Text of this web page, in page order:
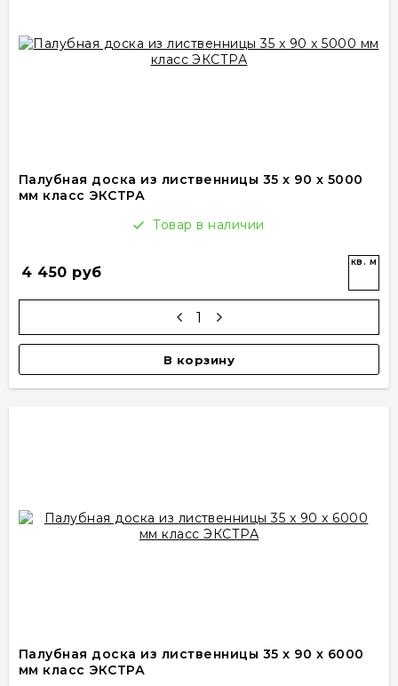
Палубная доска из лиственницы 35 x 90 x 5000
мм класс ЭКСТРА
Товар в наличии
4 450 руб
кв. м
В корзину
Палубная доска из лиственницы 35 x 90 x 6000
мм класс ЭКСТРА